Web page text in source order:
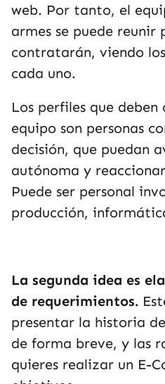
web. Por tanto, el
armes se puede reunir
contratarán, viendo
cada uno.
Los perfiles que
equipo son personas
decisión, que puedan
autónoma y
Puede ser personal
producción,
La segunda idea es
de requerimientos.
presentar la historia
de forma breve, y las
quieres realizar un E-